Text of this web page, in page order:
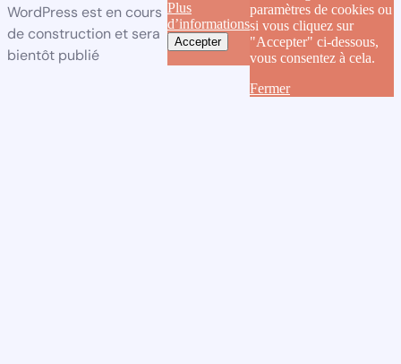
WordPress est en cours
de construction et sera
bientôt publié
Plus
d’informations
Accepter
paramètres de cookies ou
si vous cliquez sur
"Accepter" ci-dessous,
vous consentez à cela.
Fermer